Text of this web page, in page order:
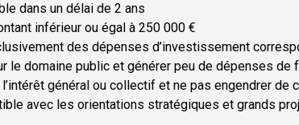
dans un délai de 2 ans
inférieur ou égal à 250 000 €
des dépenses d’investissement
le domaine public et générer peu de dépenses de
l’intérêt général ou collectif et ne pas engendrer de
avec les orientations stratégiques et grands